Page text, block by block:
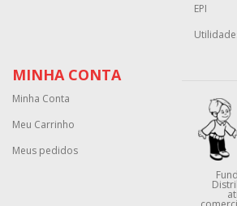
EPI
MINHA CONTA
Minha Conta
Meu Carrinho
Meus pedidos